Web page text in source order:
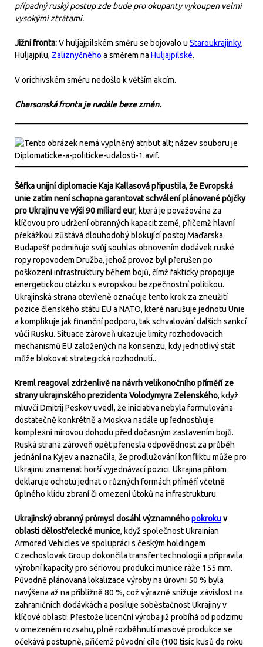
případný ruský postup zde bude pro okupanty vykoupen velmi
vysokými ztrátami.
Jižní fronta:V huljajpilském směru se bojovalo u Staroukrajinky,
Huljajpilu, Zaliznyčného a směrem na Huljajpilské.
V orichivském směru nedošlo k větším akcím.
Chersonská fronta je nadále beze změn.
Šéfka unijní diplomacie Kaja Kallasová připustila, že Evropská
unie zatím není schopna garantovat schválení plánované půjčky
pro Ukrajinu ve výši 90 miliard eur, která je považována za
klíčovou pro udržení obranných kapacit země, přičemž hlavní
překážkou zůstává dlouhodobý blokující postoj Maďarska.
Budapešť podmiňuje svůj souhlas obnovením dodávek ruské
ropy ropovodem Družba, jehož provoz byl přerušen po
poškození infrastruktury během bojů, čímž fakticky propojuje
energetickou otázku s evropskou bezpečnostní politikou.
Ukrajinská strana otevřeně označuje tento krok za zneužití
pozice členského státu EU a NATO, které narušuje jednotu Unie
a komplikuje jak finanční podporu, tak schvalování dalších sankcí
vůči Rusku. Situace zároveň ukazuje limity rozhodovacích
mechanismů EU založených na konsenzu, kdy jednotlivý stát
může blokovat strategická rozhodnutí..
Kreml reagoval zdrženlivě na návrh velikonočního příměří ze
strany ukrajinského prezidenta Volodymyra Zelenského, když
mluvčí Dmitrij Peskov uvedl, že iniciativa nebyla formulována
dostatečně konkrétně a Moskva nadále upřednostňuje
komplexní mírovou dohodu před dočasným zastavením bojů.
Ruská strana zároveň opět přenesla odpovědnost za průběh
jednání na Kyjev a naznačila, že prodlužování konfliktu může pro
Ukrajinu znamenat horší vyjednávací pozici. Ukrajina přitom
deklaruje ochotu jednat o různých formách příměří včetně
úplného klidu zbraní či omezení útoků na infrastrukturu.
Ukrajinský obranný průmysl dosáhl významnéhopokrokuv
oblasti dělostřelecké munice, když společnost Ukrainian
Armored Vehicles ve spolupráci s českým holdingem
Czechoslovak Group dokončila transfer technologií a připravila
výrobní kapacity pro sériovou produkci munice ráže 155 mm.
Původně plánovaná lokalizace výroby na úrovni 50 % byla
navýšena až na přibližně 80 %, což výrazně snižuje závislost na
zahraničních dodávkách a posiluje soběstačnost Ukrajiny v
klíčové oblasti. Přestože licenční výroba již probíhá od podzimu
v omezeném rozsahu, plné rozběhnutí masové produkce se
očekává postupně, přičemž původní cíle (100 tisíc kusů do roku